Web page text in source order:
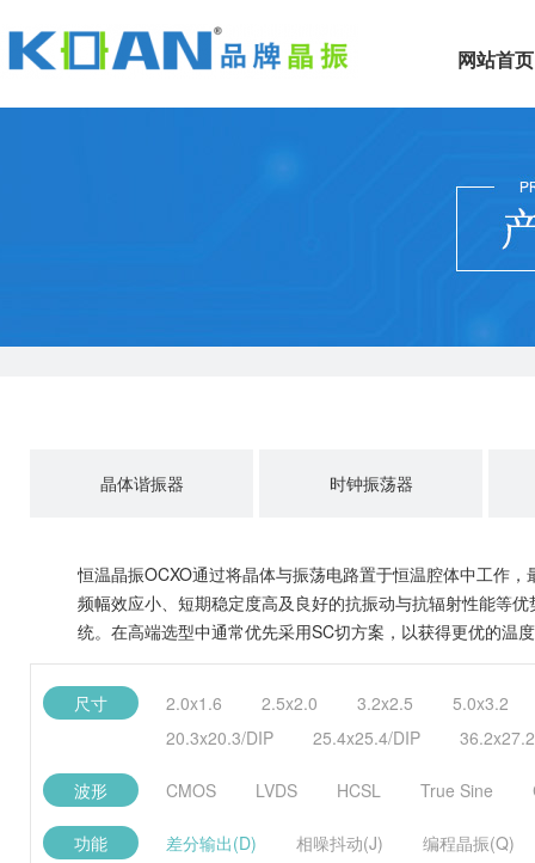
网站首页
晶体谐振器 时钟振荡器
恒温晶振OCXO通过将晶体与振荡电路置于恒温腔体中工作
频幅效应小、短期稳定度高及良好的抗振动与抗辐射性能等
统。在高端选型中通常优先采用SC切方案，以获得更优的温
尺寸 2.0x1.6 2.5x2.0 3.2x2.5
5.0x3.2
20.3x20.3/DIP
25.4x25.4/DIP
波形 CMOS LVDS HCSL True Sine
功能 差分输出(D) 相噪抖动(J) 编程晶振(Q)